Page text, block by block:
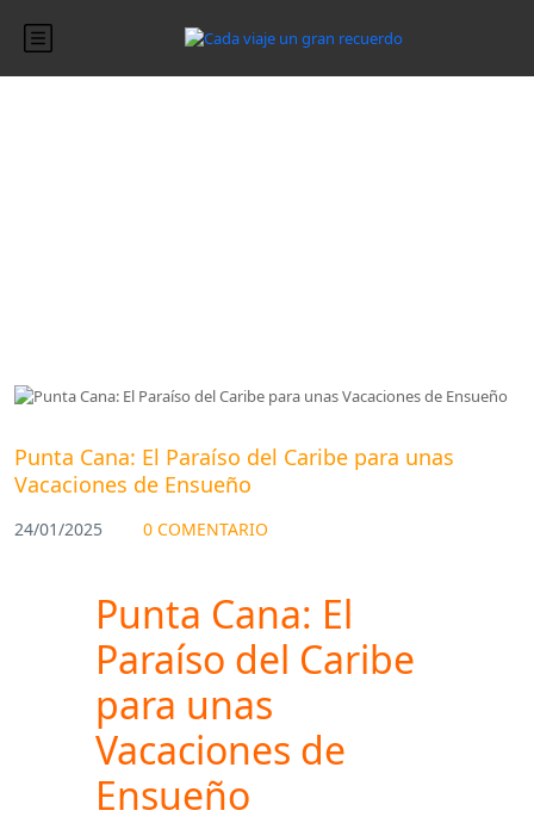
Punta Cana: El Paraíso del Caribe para unas
Vacaciones de Ensueño
24/01/2025 0 COMENTARIO
Punta Cana: El
Paraíso del Caribe
para unas
Vacaciones de
Ensueño